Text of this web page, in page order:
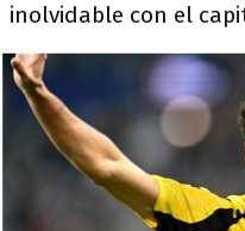
inolvidable con el